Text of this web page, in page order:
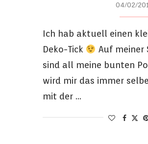
04/02/
Ich hab aktuell einen
Deko-Tick
Auf meiner
sind all meine bunten
wird mir das immer
mit der …